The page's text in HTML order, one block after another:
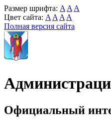
Размер шрифта: A A A
Цвет сайта: A A A A
Полная версия сайта
Официальный